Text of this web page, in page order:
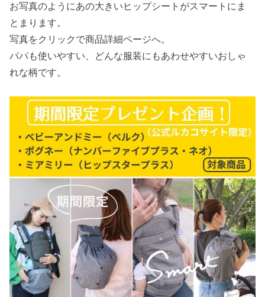
お写真のようにあの大きいヒップシートがスマートにま
とまります。
写真をクリックで商品詳細ページへ。
パパも使いやすい、どんな服装にもあわせやすいおしゃ
れな柄です。